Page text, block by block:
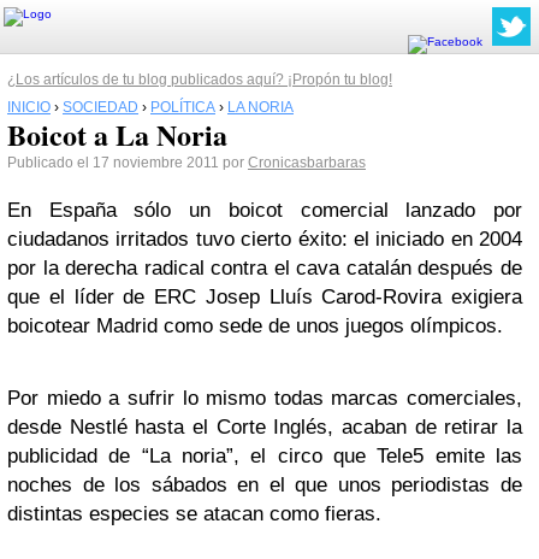
¿Los artículos de tu blog publicados aquí? ¡Propón tu blog!
INICIO › SOCIEDAD › POLÍTICA › LA NORIA
Boicot a La Noria
Publicado el 17 noviembre 2011 por Cronicasbarbaras
En España sólo un boicot comercial lanzado por
ciudadanos irritados tuvo cierto éxito: el iniciado en 2004
por la derecha radical contra el cava catalán después de
que el líder de ERC Josep Lluís Carod-Rovira exigiera
boicotear Madrid como sede de unos juegos olímpicos.
Por miedo a sufrir lo mismo todas marcas comerciales,
desde Nestlé hasta el Corte Inglés, acaban de retirar la
publicidad de “La noria”, el circo que Tele5 emite las
noches de los sábados en el que unos periodistas de
distintas especies se atacan como fieras.